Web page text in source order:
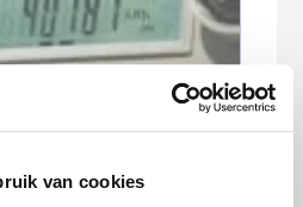
van cookies